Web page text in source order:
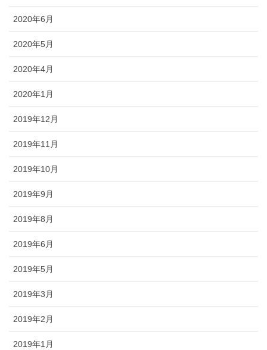
2020年6月
2020年5月
2020年4月
2020年1月
2019年12月
2019年11月
2019年10月
2019年9月
2019年8月
2019年6月
2019年5月
2019年3月
2019年2月
2019年1月